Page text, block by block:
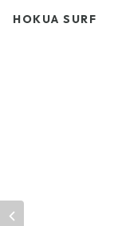
HOKUA SURF